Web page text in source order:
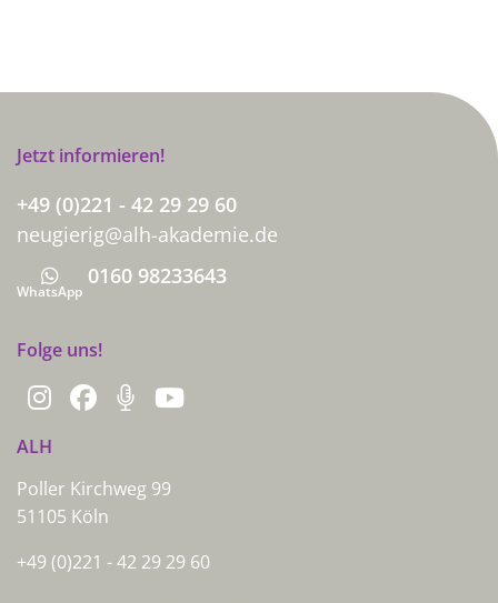
Jetzt informieren!
+49 (0)221 - 42 29 29 60
neugierig@alh-akademie.de
Whatsapp
WhatsApp
0160 98233643
Folge uns!
ALH
Poller Kirchweg 99
51105 Köln
+49 (0)221 - 42 29 29 60